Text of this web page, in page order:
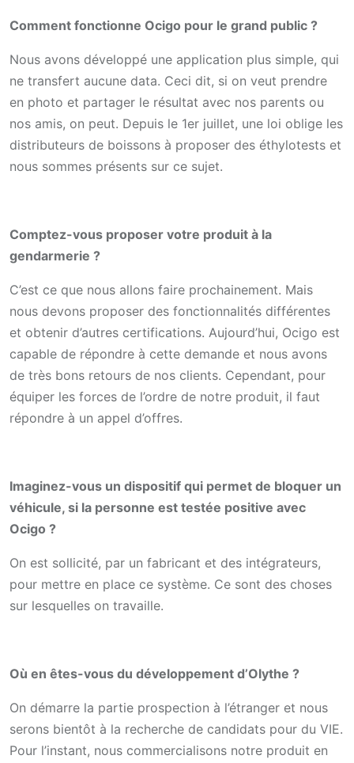
Comment fonctionne Ocigo pour le grand public ?
Nous avons développé une application plus simple, qui
ne transfert aucune data. Ceci dit, si on veut prendre
en photo et partager le résultat avec nos parents ou
nos amis, on peut. Depuis le 1er juillet, une loi oblige les
distributeurs de boissons à proposer des éthylotests et
nous sommes présents sur ce sujet.
Comptez-vous proposer votre produit à la
gendarmerie ?
C’est ce que nous allons faire prochainement. Mais
nous devons proposer des fonctionnalités différentes
et obtenir d’autres certifications. Aujourd’hui, Ocigo est
capable de répondre à cette demande et nous avons
de très bons retours de nos clients. Cependant, pour
équiper les forces de l’ordre de notre produit, il faut
répondre à un appel d’offres.
Imaginez-vous un dispositif qui permet de bloquer un
véhicule, si la personne est testée positive avec
Ocigo ?
On est sollicité, par un fabricant et des intégrateurs,
pour mettre en place ce système. Ce sont des choses
sur lesquelles on travaille.
Où en êtes-vous du développement d’Olythe ?
On démarre la partie prospection à l’étranger et nous
serons bientôt à la recherche de candidats pour du VIE.
Pour l’instant, nous commercialisons notre produit en